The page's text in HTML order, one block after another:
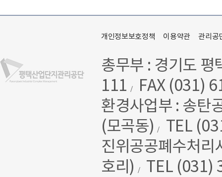
개인정보보호정책 이용약관 관리공
총무부 : 경기도
111 /
FAX (031)
환경사업부 : 송탄
(모곡동) /
TEL
진위공공폐수처리
호리)
/
TEL (031)